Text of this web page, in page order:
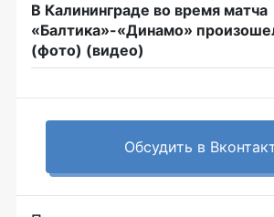
В Калининграде во время матча
«Балтика»-«Динамо»
(фото) (видео)
Обсудить в